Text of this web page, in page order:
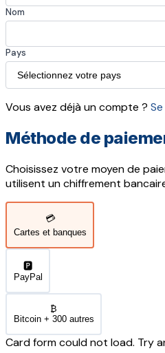
Nom
Pays
Vous avez déjà un compte ?
Méthode de
Choisissez votre moyen de
utilisent un chiffrement
💳
Cartes et banques
🅿️
PayPal
₿
Bitcoin + 300 autres
Card form could not load. Try